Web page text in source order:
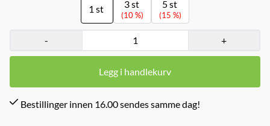
1 st 3 st
(10 %)
5 st
(15 %)
- +
Legg i handlekurv
Bestillinger innen 16.00 sendes samme dag!